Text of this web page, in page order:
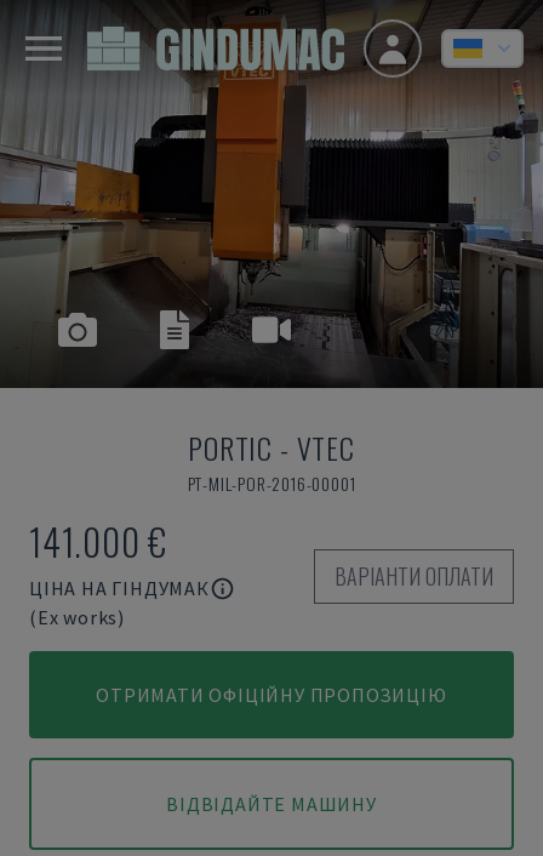
PORTIC - VTEC
PT-MIL-POR-2016-00001
141.000 €
ЦІНА НА ГІНДУМАК
(Ex works)
ВАРІАНТИ ОПЛАТИ
ОТРИМАТИ ОФІЦІЙНУ ПРОПОЗИЦІЮ
ВІДВІДАЙТЕ МАШИНУ